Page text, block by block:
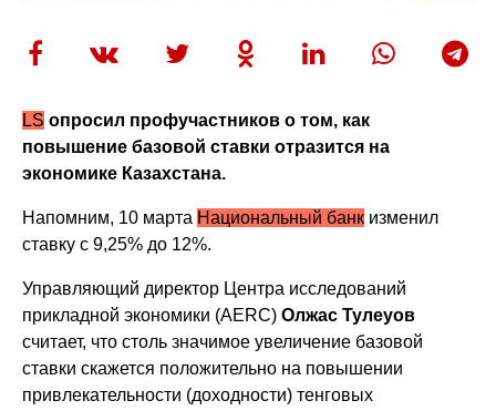
LS опросил профучастников о том, как
повышение базовой ставки отразится на
экономике Казахстана.
Напомним, 10 марта Национальный банк изменил
ставку с 9,25% до 12%.
Управляющий директор Центра исследований
прикладной экономики (AERC)Олжас Тулеуов
считает, что столь значимое увеличение базовой
ставки скажется положительно на повышении
привлекательности (доходности) тенговых